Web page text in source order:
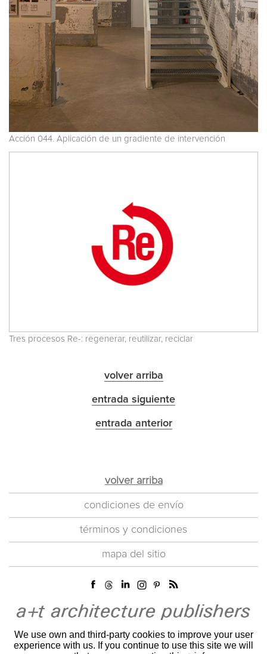
Acción 044. Aplicación de un gradiente de intervención
Tres procesos Re-: regenerar, reutilizar, reciclar
volver arriba
entrada siguiente
entrada anterior
volver arriba
condiciones de envío
términos y condiciones
mapa del sitio
We use own and third-party cookies to improve your user
experience with us. If you continue to use this site we will